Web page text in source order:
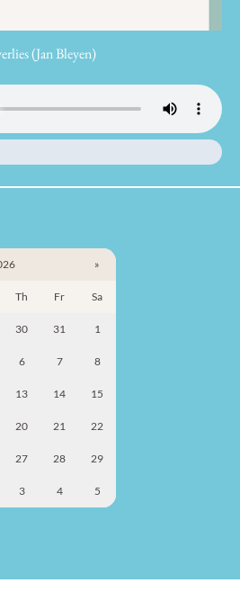
(Jan Bleyen)
»
Th Fr Sa
30 31 1
6 7 8
13 14 15
20 21 22
27 28 29
3 4 5